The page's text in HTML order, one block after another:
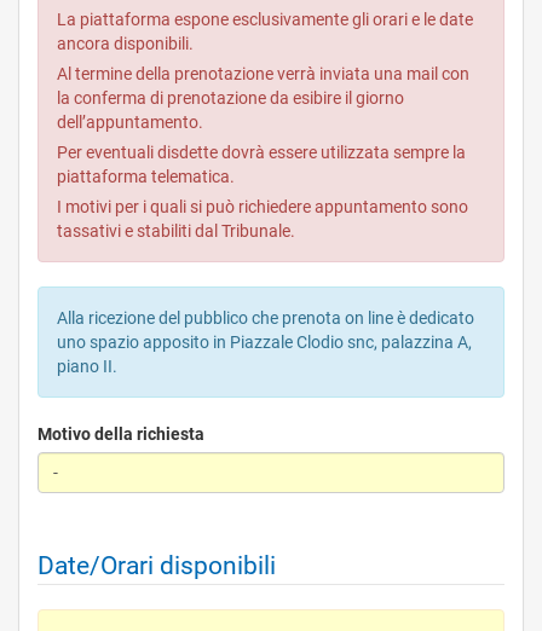
La piattaforma espone esclusivamente gli orari e le date
ancora disponibili.
Al termine della prenotazione verrà inviata una mail con
la conferma di prenotazione da esibire il giorno
dell’appuntamento.
Per eventuali disdette dovrà essere utilizzata sempre la
piattaforma telematica.
I motivi per i quali si può richiedere appuntamento sono
tassativi e stabiliti dal Tribunale.
Alla ricezione del pubblico che prenota on line è dedicato
uno spazio apposito in Piazzale Clodio snc, palazzina A,
piano II.
Motivo della richiesta
Date/Orari disponibili